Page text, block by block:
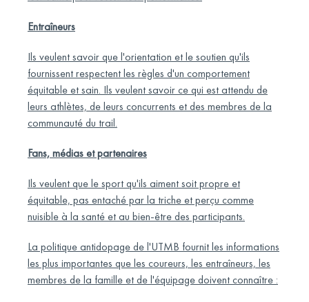
Entraîneurs
Ils veulent savoir que l'orientation et le soutien qu'ils
fournissent respectent les règles d'un comportement
équitable et sain. Ils veulent savoir ce qui est attendu de
leurs athlètes, de leurs concurrents et des membres de la
communauté du trail.
Fans, médias et partenaires
Ils veulent que le sport qu'ils aiment soit propre et
équitable, pas entaché par la triche et perçu comme
nuisible à la santé et au bien-être des participants.
La politique antidopage de l'UTMB fournit les informations
les plus importantes que les coureurs, les entraîneurs, les
membres de la famille et de l'équipage doivent connaître :